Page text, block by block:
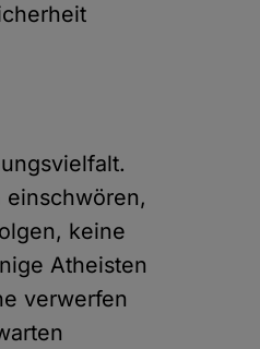
keine
Atheisten
verwerfen